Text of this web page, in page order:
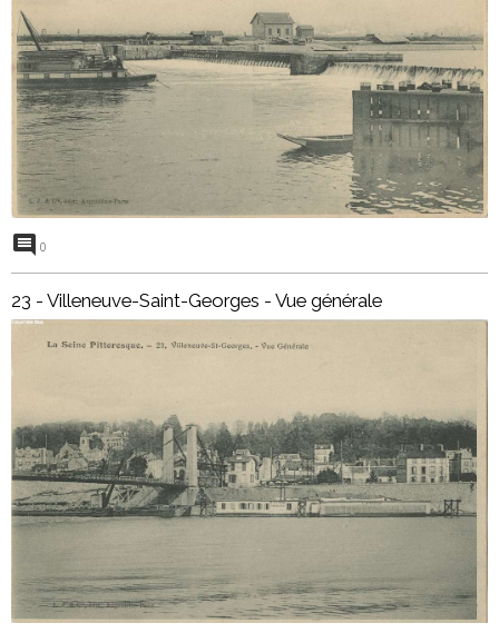
0
23 - Villeneuve-Saint-Georges - Vue générale